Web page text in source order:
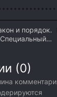
и порядок.
Специальный
(0)